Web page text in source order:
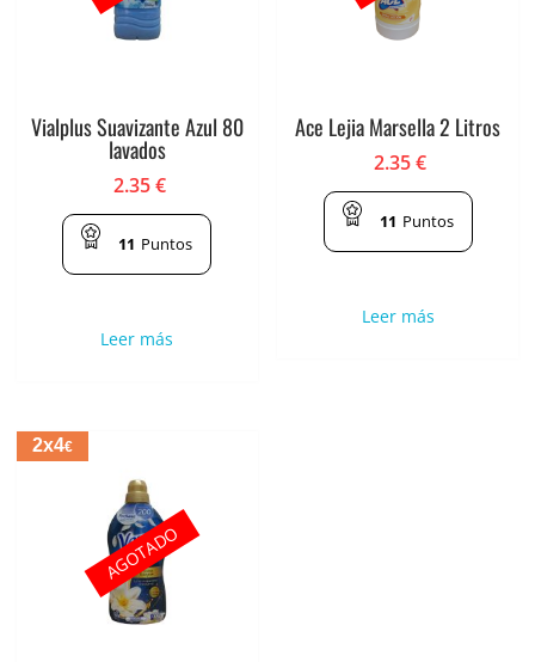
Vialplus Suavizante Azul 80
lavados
2.35€
11 Puntos
Leer más
Ace Lejia Marsella 2 Litros
2.35€
11 Puntos
Leer más
2x4€
AGOTADO